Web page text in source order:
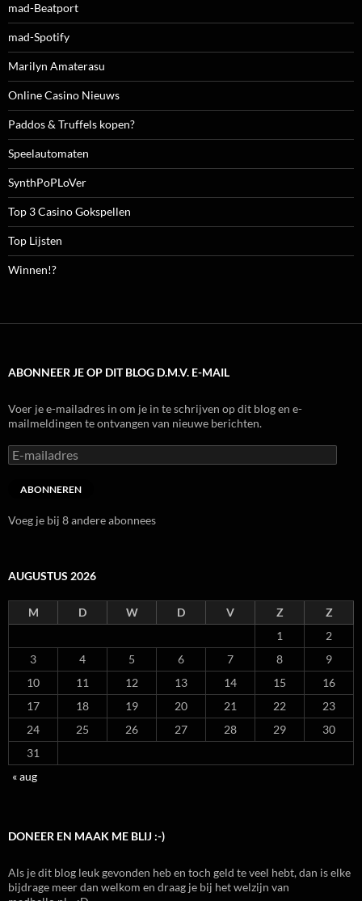
mad-Beatport
mad-Spotify
Marilyn Amaterasu
Online Casino Nieuws
Paddos & Truffels kopen?
Speelautomaten
SynthPoPLoVer
Top 3 Casino Gokspellen
Top Lijsten
Winnen!?
ABONNEER JE OP DIT BLOG D.M.V. E-MAIL
Voer je e-mailadres in om je in te schrijven op dit blog en e-
mailmeldingen te ontvangen van nieuwe berichten.
E-
mailadres
ABONNEREN
Voeg je bij 8 andere abonnees
AUGUSTUS 2026
M D W D V Z
Z
1
2
3
4 5 6 7 8
9
10
11 12 13 14 15
16
17
18 19 20 21 22
23
24
25 26 27 28 29
30
31
« aug
DONEER EN MAAK ME BLIJ :-)
Als je dit blog leuk gevonden heb en toch geld te veel hebt, dan is elke
bijdrage meer dan welkom en draag je bij het welzijn van